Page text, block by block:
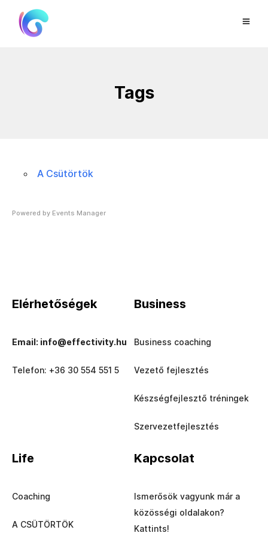
Tags
A Csütörtök
Powered by Events Manager
Elérhetőségek
Email: info@effectivity.hu
Telefon: +36 30 554 551 5
Business
Business coaching
Vezető fejlesztés
Készségfejlesztő tréningek
Szervezetfejlesztés
Life
Coaching
A CSÜTÖRTÖK
Kapcsolat
Ismerősök vagyunk már a
közösségi oldalakon?
Kattints!